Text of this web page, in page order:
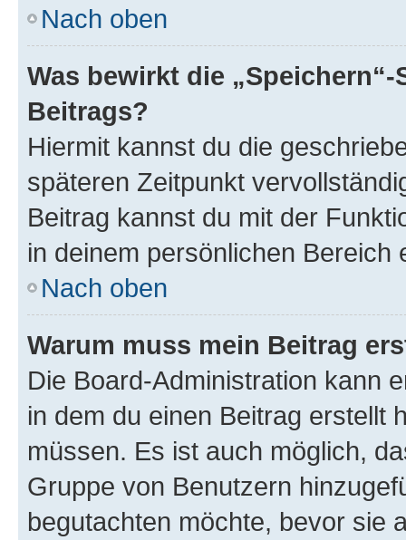
Nach oben
Was bewirkt die
Beitrags?
Hiermit kannst du die
späteren Zeitpunkt
Beitrag kannst du mit der
in deinem persönlichen Bereich
Nach oben
Warum muss mein Beitrag
Die Board-Administration kann
in dem du einen Beitrag erstellt
müssen. Es ist auch möglich,
Gruppe von Benutzern
begutachten möchte, bevor sie